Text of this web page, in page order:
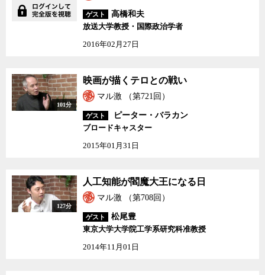
ゲスト
高橋和夫
放送大学教授・国際政治学者
2016年02月27日
101分
映画が描くテロとの戦い
マル激 （第721回）
ゲスト
ピーター・バラカン
ブロードキャスター
2015年01月31日
127分
人工知能が閻魔大王になる日
マル激 （第708回）
ゲスト
松尾豊
東京大学大学院工学系研究科准教授
2014年11月01日